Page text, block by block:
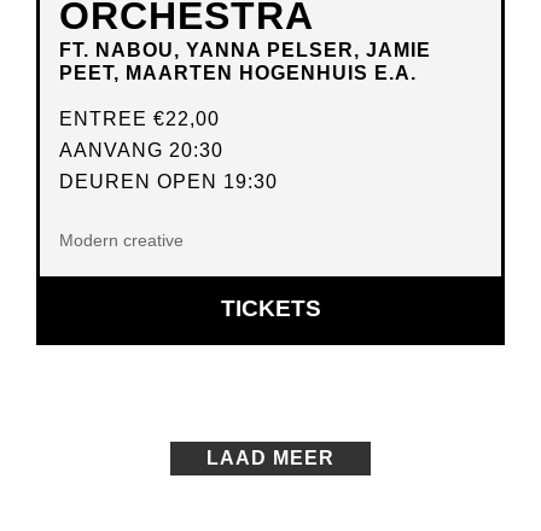
ORCHESTRA
FT. NABOU, YANNA PELSER, JAMIE
PEET, MAARTEN HOGENHUIS E.A.
ENTREE €22,00
AANVANG 20:30
DEUREN OPEN 19:30
Modern creative
TICKETSOPENT
IN
LAAD MEER